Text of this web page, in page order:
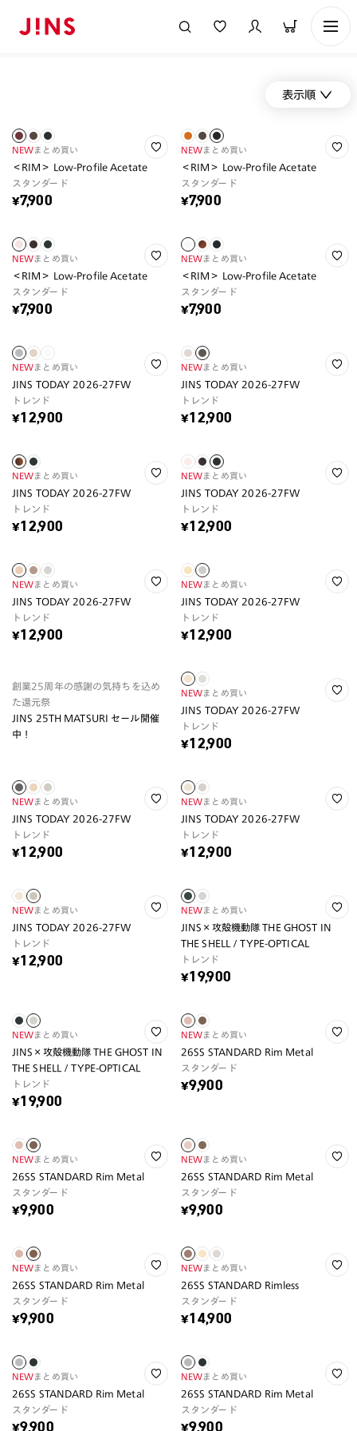
表示順
NEWまとめ買い
＜RIM＞ Low-Profile Acetate
スタンダード
¥7,900
NEWまとめ買い
＜RIM＞ Low-Profile Acetate
スタンダード
¥7,900
NEWまとめ買い
＜RIM＞ Low-Profile Acetate
スタンダード
¥7,900
NEWまとめ買い
＜RIM＞ Low-Profile Acetate
スタンダード
¥7,900
NEWまとめ買い
JINS TODAY 2026-27FW
トレンド
¥12,900
NEWまとめ買い
JINS TODAY 2026-27FW
トレンド
¥12,900
NEWまとめ買い
JINS TODAY 2026-27FW
トレンド
¥12,900
NEWまとめ買い
JINS TODAY 2026-27FW
トレンド
¥12,900
NEWまとめ買い
JINS TODAY 2026-27FW
トレンド
¥12,900
NEWまとめ買い
JINS TODAY 2026-27FW
トレンド
¥12,900
創業25周年の感謝の気持ちを込め
た還元祭
JINS 25TH MATSURI セール開催
中！
NEWまとめ買い
JINS TODAY 2026-27FW
トレンド
¥12,900
NEWまとめ買い
JINS TODAY 2026-27FW
トレンド
¥12,900
NEWまとめ買い
JINS TODAY 2026-27FW
トレンド
¥12,900
NEWまとめ買い
JINS TODAY 2026-27FW
トレンド
¥12,900
NEWまとめ買い
JINS×攻殻機動隊 THE GHOST IN
THE SHELL / TYPE-OPTICAL
トレンド
¥19,900
NEWまとめ買い
JINS×攻殻機動隊 THE GHOST IN
THE SHELL / TYPE-OPTICAL
トレンド
¥19,900
NEWまとめ買い
26SS STANDARD Rim Metal
スタンダード
¥9,900
NEWまとめ買い
26SS STANDARD Rim Metal
スタンダード
¥9,900
NEWまとめ買い
26SS STANDARD Rim Metal
スタンダード
¥9,900
NEWまとめ買い
26SS STANDARD Rim Metal
スタンダード
¥9,900
NEWまとめ買い
26SS STANDARD Rimless
スタンダード
¥14,900
NEWまとめ買い
26SS STANDARD Rim Metal
スタンダード
¥9,900
NEWまとめ買い
26SS STANDARD Rim Metal
スタンダード
¥9,900